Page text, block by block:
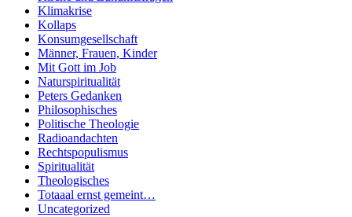
Klimakrise
Kollaps
Konsumgesellschaft
Männer, Frauen, Kinder
Mit Gott im Job
Naturspiritualität
Peters Gedanken
Philosophisches
Politische Theologie
Radioandachten
Rechtspopulismus
Spiritualität
Theologisches
Totaaal ernst gemeint…
Uncategorized